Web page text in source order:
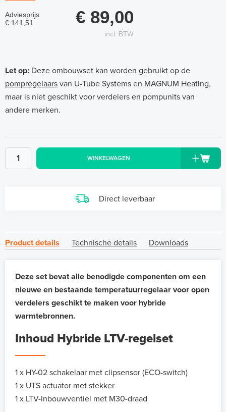
Adviesprijs
€ 141,51
€ 89,00
incl. BTW
Let op: Deze ombouwset kan worden gebruikt op de
pompregelaars van U-Tube Systems en MAGNUM Heating,
maar is niet geschikt voor verdelers en pompunits van
andere merken.
WINKELWAGEN
Direct leverbaar
Product details Technische details Downloads
Deze set bevat alle benodigde componenten om een
nieuwe en bestaande temperatuurregelaar voor open
verdelers geschikt te maken voor hybride
warmtebronnen.
Inhoud Hybride LTV-regelset
1 x HY-02 schakelaar met clipsensor (ECO-switch)
1 x UTS actuator met stekker
1 x LTV-inbouwventiel met M30-draad